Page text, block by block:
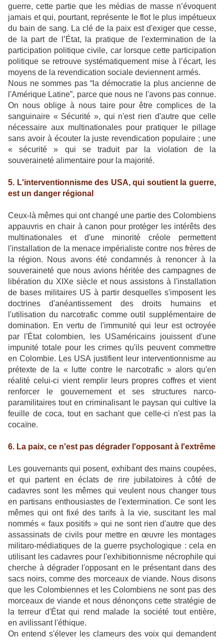
guerre, cette partie que les médias de masse n’évoquent
jamais et qui, pourtant, représente le flot le plus impétueux
du bain de sang. La clé de la paix est d'exiger que cesse,
de la part de l’État, la pratique de l'extermination de la
participation politique civile, car lorsque cette participation
politique se retrouve systématiquement mise à l’écart, les
moyens de la revendication sociale deviennent armés.
Nous ne sommes pas “la démocratie la plus ancienne de
l'Amérique Latine”, parce que nous ne l'avons pas connue.
On nous oblige à nous taire pour être complices de la
sanguinaire « Sécurité », qui n'est rien d'autre que celle
nécessaire aux multinationales pour pratiquer le pillage
sans avoir à écouter la juste revendication populaire ; une
« sécurité » qui se traduit par la violation de la
souveraineté alimentaire pour la majorité.
5. L'interventionnisme des USA, qui soutient la guerre,
est un danger régional
Ceux-là mêmes qui ont changé une partie des Colombiens
appauvris en chair à canon pour protéger les intérêts des
multinationales et d'une minorité créole permettent
l'installation de la menace impérialiste contre nos frères de
la région. Nous avons été condamnés à renoncer à la
souveraineté que nous avions héritée des campagnes de
libération du XIXe siècle et nous assistons à l'installation
de bases militaires US à partir desquelles s'imposent les
doctrines d'anéantissement des droits humains et
l'utilisation du narcotrafic comme outil supplémentaire de
domination. En vertu de l'immunité qui leur est octroyée
par l'État colombien, les USaméricains jouissent d'une
impunité totale pour les crimes qu'ils peuvent commettre
en Colombie. Les USA justifient leur interventionnisme au
prétexte de la « lutte contre le narcotrafic » alors qu'en
réalité celui-ci vient remplir leurs propres coffres et vient
renforcer le gouvernement et ses structures narco-
paramilitaires tout en criminalisant le paysan qui cultive la
feuille de coca, tout en sachant que celle-ci n'est pas la
cocaïne.
6. La paix, ce n'est pas dégrader l'opposant à l'extrême
Les gouvernants qui posent, exhibant des mains coupées,
et qui partent en éclats de rire jubilatoires à côté de
cadavres sont les mêmes qui veulent nous changer tous
en partisans enthousiastes de l'extermination. Ce sont les
mêmes qui ont fixé des tarifs à la vie, suscitant les mal
nommés « faux positifs » qui ne sont rien d'autre que des
assassinats de civils pour mettre en œuvre les montages
militaro-médiatiques de la guerre psychologique : cela en
utilisant les cadavres pour l'exhibitionnisme nécrophile qui
cherche à dégrader l'opposant en le présentant dans des
sacs noirs, comme des morceaux de viande. Nous disons
que les Colombiennes et les Colombiens ne sont pas des
morceaux de viande et nous dénonçons cette stratégie de
la terreur d'État qui rend malade la société tout entière,
en avilissant l'éthique.
On entend s'élever les clameurs des voix qui demandent